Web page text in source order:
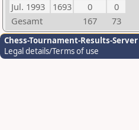
Jul. 1993
1693 0
0
Gesamt
167 73
Chess-Tournament-Results-Server
Legal details/Terms of use